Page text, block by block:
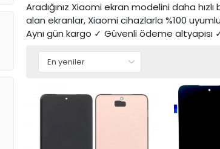
Aradığınız Xiaomi ekran modelini daha
alan ekranlar, Xiaomi cihazlarla %100
Aynı gün kargo ✓ Güvenli ödeme altyapısı